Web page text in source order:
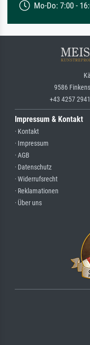
Mo-Do: 7:00 -
9586
+43 4257
Impressum & Kontakt
· Kontakt
· Impressum
· AGB
· Datenschutz
· Widerrufsrecht
· Reklamationen
· Über uns